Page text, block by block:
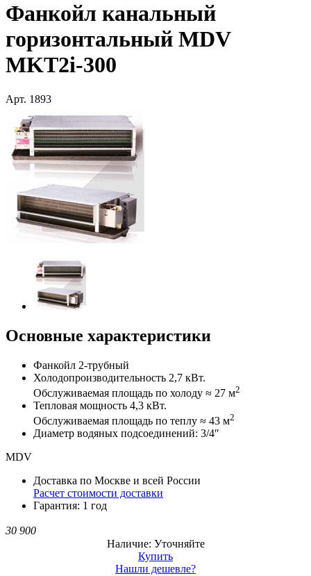
Фанкойл канальный
горизонтальный MDV
MKT2i-300
Арт. 1893
Основные характеристики
Фанкойл 2-трубный
Холодопроизводительность 2,7 кВт.
Обслуживаемая площадь по холоду ≈ 27 м2
Тепловая мощность 4,3 кВт.
Обслуживаемая площадь по теплу ≈ 43 м2
Диаметр водяных подсоединений: 3/4″
MDV
Доставка по Москве и всей России
Расчет стоимости доставки
Гарантия: 1 год
30 900
Наличие: Уточняйте
Купить
Нашли дешевле?